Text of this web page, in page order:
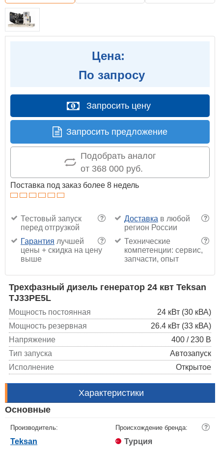
Цена:
По запросу
Запросить цену
Запросить предложение
Подобрать аналог
от 368 000 руб.
Поставка под заказ более 8 недель
?
Тестовый запуск
перед отгрузкой
?
Доставка в любой
регион России
?
Гарантия лучшей
цены + скидка на цену
выше
?
Технические
компетенции: сервис,
запчасти, опыт
Трехфазный дизель генератор 24 квт Teksan
TJ33PE5L
Мощность постоянная
24 кВт (30 кВА)
Мощность резервная
26.4 кВт (33 кВА)
Напряжение
400 / 230 В
Тип запуска
Автозапуск
Исполнение
Открытое
Характеристики
Основные
Производитель:
Teksan
Происхождение бренда: ?
Турция